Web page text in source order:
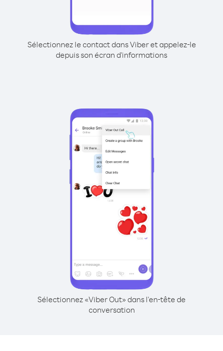
Sélectionnez le contact dans Viber et appelez-le
depuis son écran d'informations
Sélectionnez «Viber Out» dans l'en-tête de
conversation